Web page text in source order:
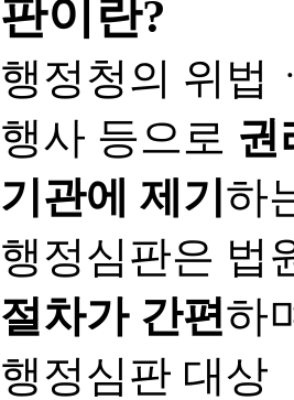
행정청의 위법
행사 등으로 권
기관에 제기하
행정심판은 법
절차가 간편하
행정심판 대상